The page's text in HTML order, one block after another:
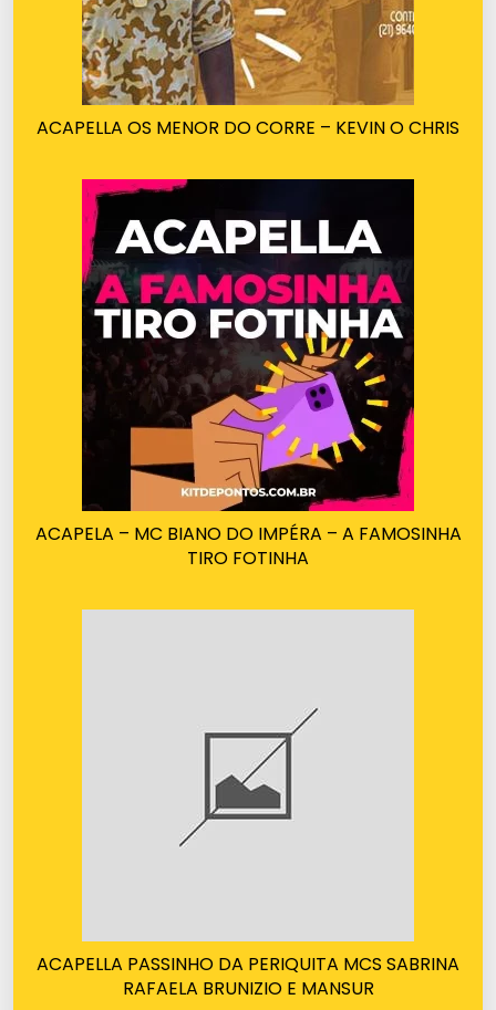
ACAPELLA OS MENOR DO CORRE – KEVIN O CHRIS
ACAPELA – MC BIANO DO IMPÉRA – A FAMOSINHA
TIRO FOTINHA
ACAPELLA PASSINHO DA PERIQUITA MCS SABRINA
RAFAELA BRUNIZIO E MANSUR